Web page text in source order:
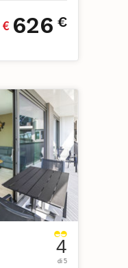
€ 626 €
4
di 5